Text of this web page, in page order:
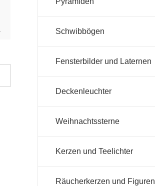
Schwibbögen
Fensterbilder und Laternen
Deckenleuchter
Weihnachtssterne
Kerzen und Teelichter
Räucherkerzen und Figuren